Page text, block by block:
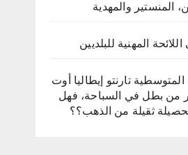
المنستير والمهدية
المهنية للبلديين
المتوسطية تارنتو إيطاليا أوت
من بطل في السباحة، فهل
ثقيلة من الذهب؟؟